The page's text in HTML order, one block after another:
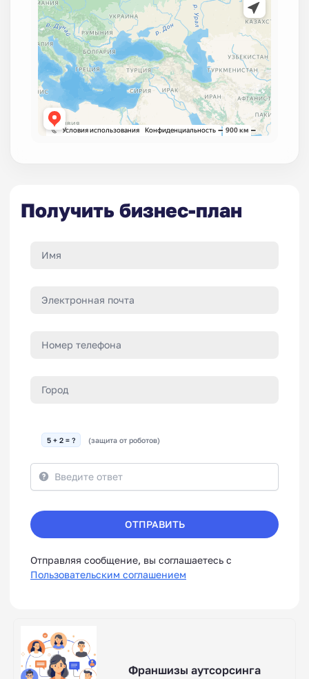
Получить бизнес-план
5 + 2 = ? (защита от роботов)
ОТПРАВИТЬ
Отправляя сообщение, вы соглашаетесь с
Пользовательским соглашением
Франшизы аутсорсинга